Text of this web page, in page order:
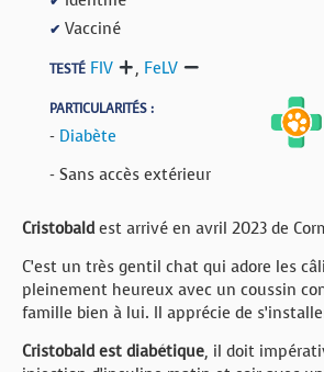
✔ Vacciné
TESTÉ FIV , FeLV
PARTICULARITÉS :
- Diabète
- Sans accès extérieur
Cristobaldest arrivé en avril 2023 de
C’est un très gentil chat qui adore les
pleinement heureux avec un coussin
famille bien à lui. Il apprécie de
Cristobald est diabétique, il doit